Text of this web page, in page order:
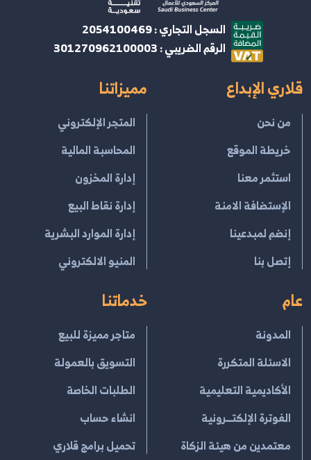
السجل التجاري : 2054100469
الرقم الضريبي : 301270962100003
قلاري الإبداع
من نحن
خريطة الموقع
استثمر معنا
الإستضافة الامنة
إنضم لمبدعينا
إتصل بنا
مميزاتنا
المتجر الإلكتروني
المحاسبة المالية
إدارة المخزون
إدارة نقاط البيع
إدارة الموارد البشرية
المنيو الالكتروني
عام
المدونة
الاسئلة المتكررة
الأكاديمية التعليمية
الفوترة الإلكتــرونية
معتمدين من هيئة الزكاة
خدماتنا
متاجر مميزة للبيع
التسويق بالعمولة
الطلبات الخاصة
انشاء حساب
تحميل برامج قلاري